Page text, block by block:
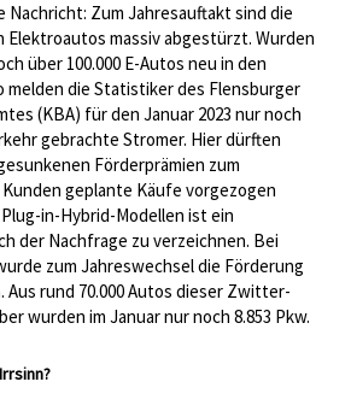
Nachricht: Zum Jahresauftakt sind die
Elektroautos massiv abgestürzt. Wurden
über 100.000 E-Autos neu in den
melden die Statistiker des Flensburger
(KBA) für den Januar 2023 nur noch
gebrachte Stromer. Hier dürften
Förderprämien zum
geplante Käufe vorgezogen
in-Hybrid-Modellen ist ein
der Nachfrage zu verzeichnen. Bei
zum Jahreswechsel die Förderung
rund 70.000 Autos dieser Zwitter-
wurden im Januar nur noch 8.853 Pkw.